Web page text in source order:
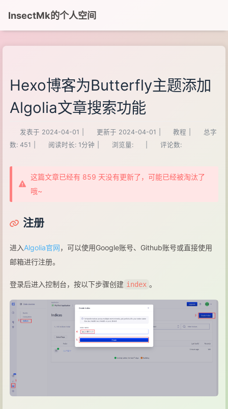
InsectMk的个人空间
Hexo博客为Butterfly主题添加
Algolia文章搜索功能
发表于 2024-04-01 更新于 2024-04-01 教程
总字
数: 451 阅读时长: 1分钟 浏览量: 评论数:
这篇文章已经有 859 天没有更新了，可能已经被淘汰了
哦~
注册
进入Algolia官网，可以使用Google账号、Github账号或直接使用
邮箱进行注册。
登录后进入控制台，按以下步骤创建 index 。